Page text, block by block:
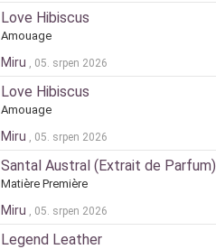
Love Hibiscus
Amouage
Miru , 05. srpen 2026
Love Hibiscus
Amouage
Miru , 05. srpen 2026
Santal Austral (Extrait de Parfum)
Matière Première
Miru , 05. srpen 2026
Legend Leather